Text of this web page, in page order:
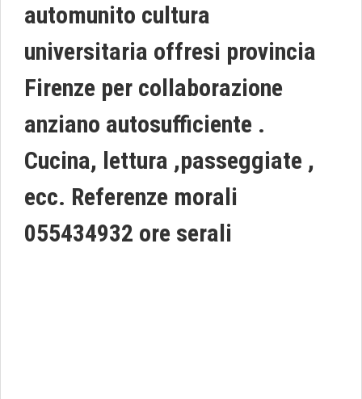
automunito cultura
universitaria offresi provincia
Firenze per collaborazione
anziano autosufficiente .
Cucina, lettura ,passeggiate ,
ecc. Referenze morali
055434932 ore serali